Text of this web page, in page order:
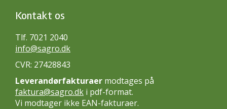
Kontakt os
Tlf. 7021 2040
info@sagro.dk
CVR: 27428843
Leverandørfakturaer modtages på
faktura@sagro.dk i pdf-format.
Vi modtager ikke EAN-fakturaer.